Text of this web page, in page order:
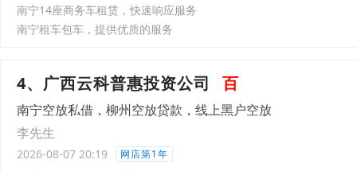
南宁14座商务车租赁，快速响应服务
南宁租车包车，提供优质的服务
4、广西云科普惠投资公司 百
南宁空放私借，柳州空放贷款，线上黑户空放
李先生
2026-08-07 20:19 网店第1年